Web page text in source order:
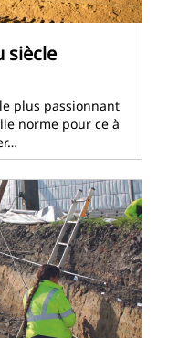
siècle
plus passionnant
norme pour ce à